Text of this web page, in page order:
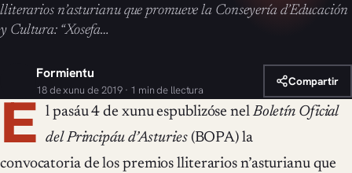
lliterarios n’asturianu que promueve la Conseyería d’Educación
y Cultura: “Xosefa…
Formientu
18 de xunu de 2019 · 1 min de llectura
Compartir
E l pasáu 4 de xunu espublizóse nelBoletín Oficial
del Principáu d’Asturies(BOPA) la
convocatoria de los premios lliterarios n’asturianu que